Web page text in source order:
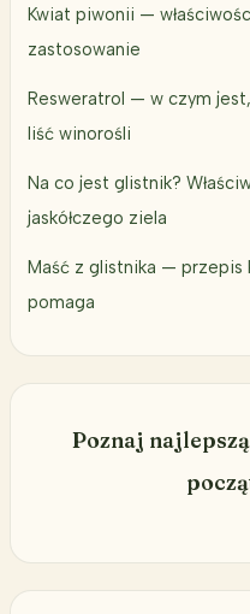
Kwiat piwonii —
zastosowanie
Resweratrol — w czym
liść winorośli
Na co jest glistnik?
jaskółczego ziela
Maść z glistnika — przepis
pomaga
Poznaj